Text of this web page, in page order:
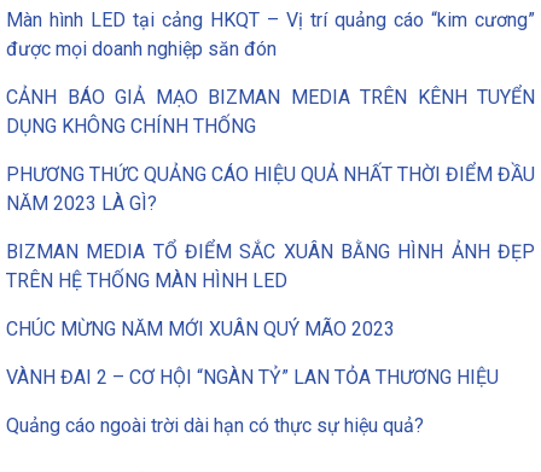
Màn hình LED tại cảng HKQT – Vị trí quảng cáo “kim cương”
được mọi doanh nghiệp săn đón
CẢNH BÁO GIẢ MẠO BIZMAN MEDIA TRÊN KÊNH TUYỂN
DỤNG KHÔNG CHÍNH THỐNG
PHƯƠNG THỨC QUẢNG CÁO HIỆU QUẢ NHẤT THỜI ĐIỂM ĐẦU
NĂM 2023 LÀ GÌ?
BIZMAN MEDIA TỔ ĐIỂM SẮC XUÂN BẰNG HÌNH ẢNH ĐẸP
TRÊN HỆ THỐNG MÀN HÌNH LED
CHÚC MỪNG NĂM MỚI XUÂN QUÝ MÃO 2023
VÀNH ĐAI 2 – CƠ HỘI “NGÀN TỶ” LAN TỎA THƯƠNG HIỆU
Quảng cáo ngoài trời dài hạn có thực sự hiệu quả?